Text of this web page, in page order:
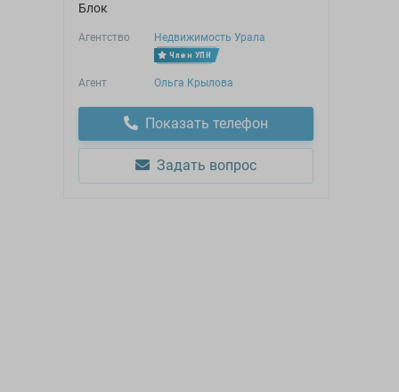
Блок
Агентство Недвижимость Урала
Член УПН
Агент Ольга Крылова
Показать телефон
Задать вопрос